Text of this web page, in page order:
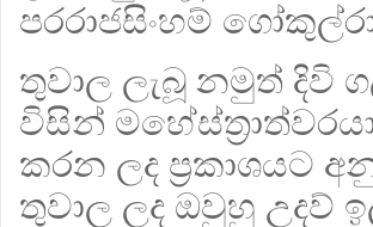
පරරාජසිංහම්
තුවාල ලැබූ නමුත් දිවි
විසින්
කරන ලද ප්‍රකාශයට
තුවාල ලද ඔවුහු උදව්